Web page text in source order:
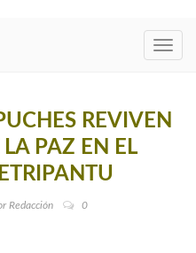
REVIVEN
PAZ EN EL
Redacción
0